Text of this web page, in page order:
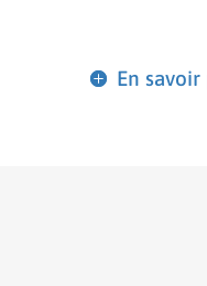
En